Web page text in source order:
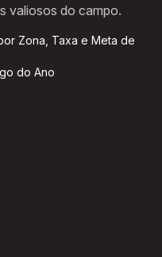
valiosos do campo.
Zona, Taxa e Meta de
do Ano